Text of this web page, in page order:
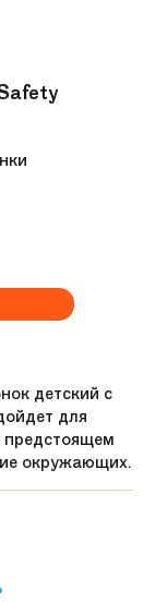
детский с
для
предстоящем
окружающих.